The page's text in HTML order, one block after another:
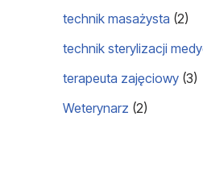
technik masażysta (2)
technik sterylizacji
terapeuta zajęciowy (3)
Weterynarz (2)